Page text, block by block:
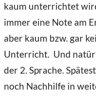
kaum unterrichtet
immer eine Note am
aber kaum bzw. gar
Unterricht. Und
der 2. Sprache.
noch Nachhilfe in